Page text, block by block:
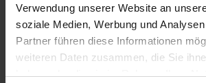
Verwendung unserer Website an
soziale Medien, Werbung und
Partner führen diese Informationen
weiteren Daten zusammen, die Sie
haben oder die sie im Rahmen Ihrer
Remember Comment
part no.: 3631859